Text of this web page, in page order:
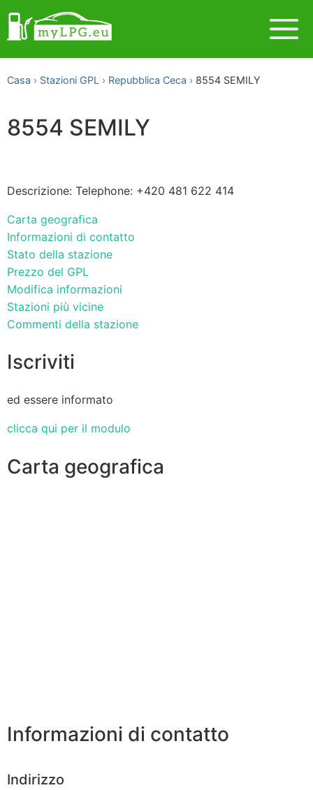
Casa Stazioni GPL Repubblica Ceca 8554 SEMILY
8554 SEMILY
Descrizione: Telephone: +420 481 622 414
Carta geografica
Informazioni di contatto
Stato della stazione
Prezzo del GPL
Modifica informazioni
Stazioni più vicine
Commenti della stazione
Iscriviti
ed essere informato
clicca qui per il modulo
Carta geografica
Informazioni di contatto
Indirizzo